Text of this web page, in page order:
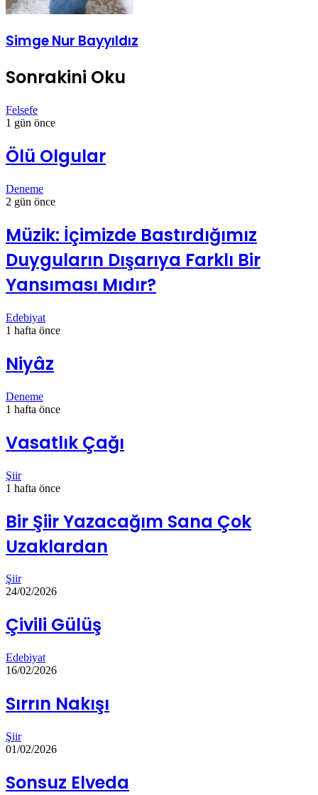
Simge Nur Bayyıldız
Sonrakini Oku
Felsefe
1 gün önce
Ölü Olgular
Deneme
2 gün önce
Müzik: İçimizde Bastırdığımız
Duyguların Dışarıya Farklı Bir
Yansıması Mıdır?
Edebiyat
1 hafta önce
Niyâz
Deneme
1 hafta önce
Vasatlık Çağı
Şiir
1 hafta önce
Bir Şiir Yazacağım Sana Çok
Uzaklardan
Şiir
24/02/2026
Çivili Gülüş
Edebiyat
16/02/2026
Sırrın Nakışı
Şiir
01/02/2026
Sonsuz Elveda